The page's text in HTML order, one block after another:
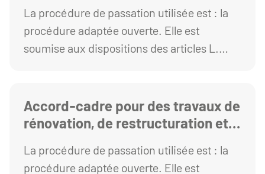
La procédure de passation utilisée est : la
procédure adaptée ouverte. Elle est
soumise aux dispositions des articles L.
Accord-cadre pour des travaux de
rénovation, de restructuration et
de l'Université Clermont Auvergne
La procédure de passation utilisée est : la
procédure adaptée ouverte. Elle est